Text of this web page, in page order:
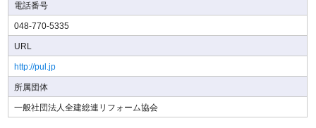
電話番号
048-770-5335
URL
http://pul.jp
所属団体
一般社団法人全建総連リフォーム協会